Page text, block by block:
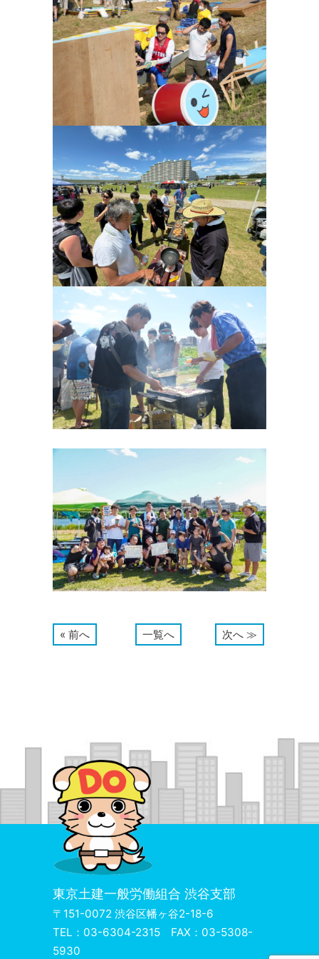
« 前へ 一覧へ 次へ ≫
東京土建一般労働組合 渋谷支部
〒151-0072 渋谷区幡ヶ谷2-18-6
TEL：03-6304-2315 FAX：03-5308-
5930